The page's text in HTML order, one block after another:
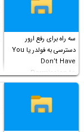
سه راه برای رفع ارور
دسترسی به فولدر یا You
Don’t Have
Permission to
Access this folder